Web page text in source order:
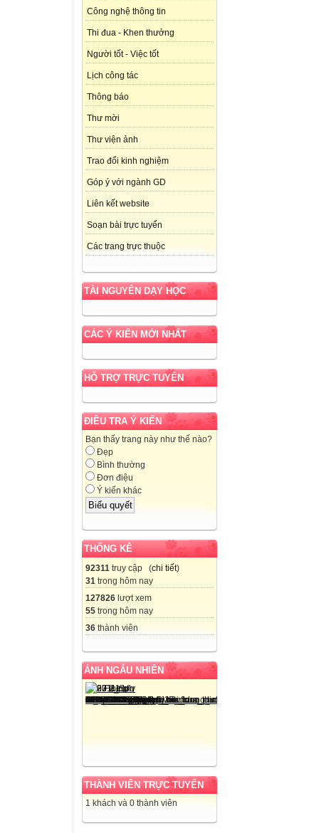
Công nghệ thông tin
Thi đua - Khen thưởng
Người tốt - Việc tốt
Lịch công tác
Thông báo
Thư mời
Thư viện ảnh
Trao đổi kinh nghiệm
Góp ý với ngành GD
Liên kết website
Soạn bài trực tuyến
Các trang trực thuộc
TÀI NGUYÊN DẠY HỌC
CÁC Ý KIẾN MỚI NHẤT
HỖ TRỢ TRỰC TUYẾN
ĐIỀU TRA Ý KIẾN
Bạn thấy trang này như thế nào?
Đẹp
Bình thường
Đơn điệu
Ý kiến khác
THỐNG KÊ
92311 truy cập (chi tiết)
31 trong hôm nay
127826 lượt xem
55 trong hôm nay
36 thành viên
ẢNH NGẪU NHIÊN
THÀNH VIÊN TRỰC TUYẾN
1 khách và 0 thành viên